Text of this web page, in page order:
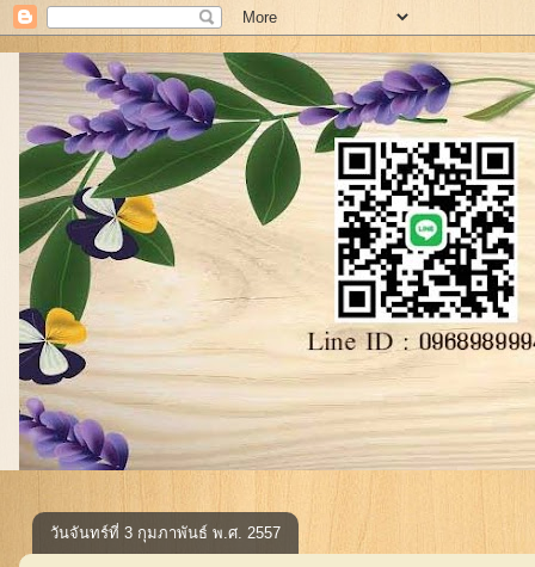
วันจันทร์ที่ 3 กุมภาพันธ์ พ.ศ. 2557